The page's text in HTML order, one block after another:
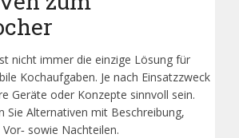
nicht immer die einzige Lösung für
Kochaufgaben. Je nach Einsatzzweck
Geräte oder Konzepte sinnvoll sein.
Sie Alternativen mit Beschreibung,
sowie Nachteilen.